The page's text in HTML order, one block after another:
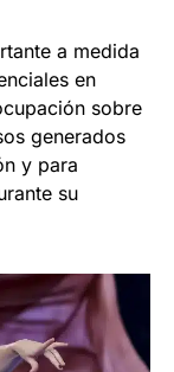
a medida
en
sobre
generados
y para
su